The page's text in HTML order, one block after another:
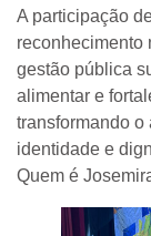
A participação
reconhecimento
gestão pública
alimentar e
transformando o
identidade e
Quem é